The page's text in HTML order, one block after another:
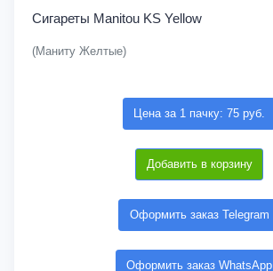
Сигареты Manitou KS Yellow
(Маниту Желтые)
Цена за 1 пачку: 75 руб.
Добавить в корзину
Оформить заказ Telegram
Оформить заказ WhatsApp